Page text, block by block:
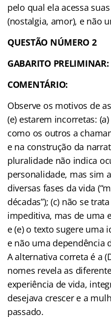
pelo qual ela acessa
(nostalgia, amor), e não
QUESTÃO NÚMERO 2
GABARITO PRELIMINAR:
COMENTÁRIO:
Observe os motivos de
(e) estarem incorretas:
como os outros a
e na construção da
pluralidade não indica
personalidade, mas sim
diversas fases da vida
décadas”); (c) não se
impeditiva, mas de uma
e (e) o texto sugere uma
e não uma dependência
A alternativa correta é a
nomes revela as
experiência de vida,
desejava crescer e a
passado.